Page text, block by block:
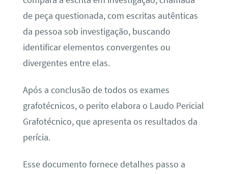
de peça questionada, com escritas autênticas
da pessoa sob investigação, buscando
identificar elementos convergentes ou
divergentes entre elas.
Após a conclusão de todos os exames
grafotécnicos, o perito elabora o Laudo Pericial
Grafotécnico, que apresenta os resultados da
perícia.
Esse documento fornece detalhes passo a